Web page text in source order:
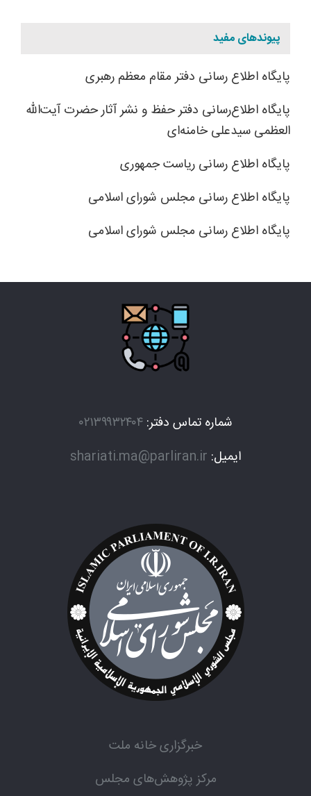
پیوندهای مفید
پایگاه اطلاع رسانی دفتر مقام معظم رهبری
پایگاه اطلاع‌رسانی دفتر حفظ و نشر آثار حضرت آیت‌الله
العظمی سیدعلی خامنه‌ای
پایگاه اطلاع رسانی ریاست جمهوری
پایگاه اطلاع رسانی مجلس شورای اسلامی
پایگاه اطلاع رسانی مجلس شورای اسلامی
شماره تماس دفتر: ۰۲۱۳۹۹۳۲۴۰۴
ایمیل: shariati.ma@parliran.ir
خبرگزاری خانه ملت
مرکز پژوهش‌های مجلس